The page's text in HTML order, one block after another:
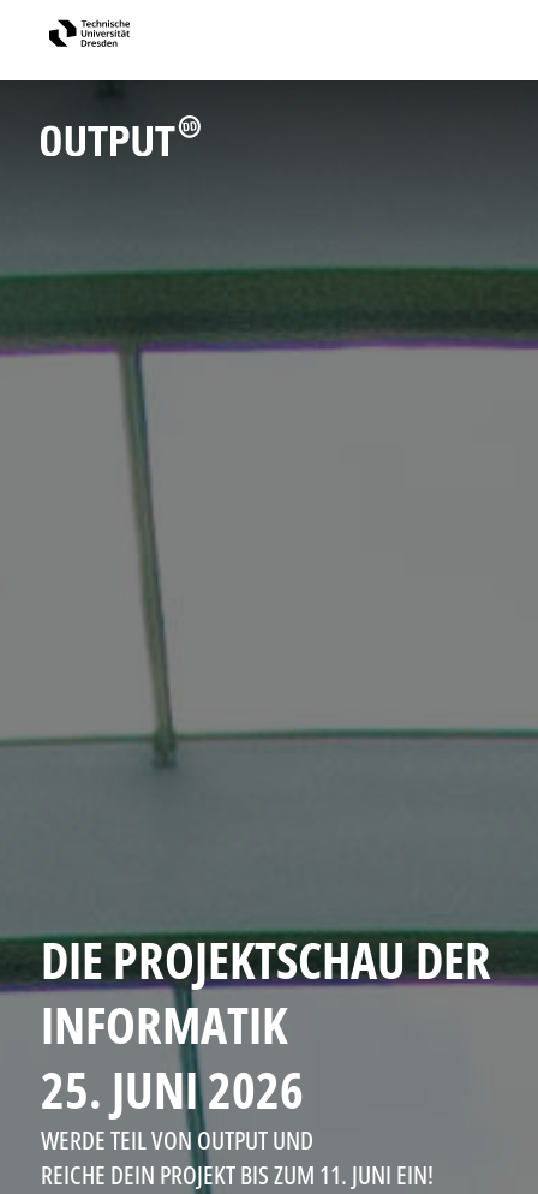
DIE PROJEKTSCHAU DER
INFORMATIK
25. JUNI 2026
WERDE TEIL VON OUTPUT UND
REICHE DEIN PROJEKT BIS ZUM 11. JUNI EIN!